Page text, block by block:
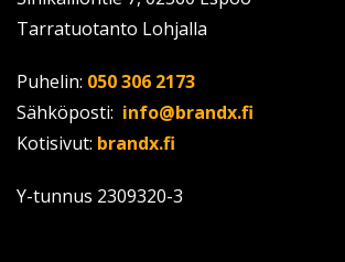
Tarratuotanto Lohjalla
Puhelin: 050 306 2173
Sähköposti: info@brandx.fi
Kotisivut: brandx.fi
Y-tunnus 2309320-3